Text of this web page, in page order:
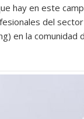
hay en este
del
en la comunidad